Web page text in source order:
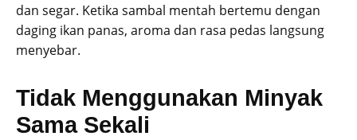
dan segar. Ketika sambal mentah bertemu dengan
daging ikan panas, aroma dan rasa pedas langsung
menyebar.
Tidak Menggunakan Minyak
Sama Sekali